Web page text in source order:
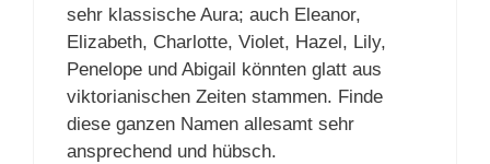
sehr klassische Aura; auch Eleanor,
Elizabeth, Charlotte, Violet, Hazel, Lily,
Penelope und Abigail könnten glatt aus
viktorianischen Zeiten stammen. Finde
diese ganzen Namen allesamt sehr
ansprechend und hübsch.